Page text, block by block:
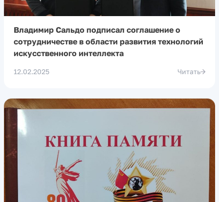
Владимир Сальдо подписал соглашение о
сотрудничестве в области развития технологий
искусственного интеллекта
12.02.2025 Читать